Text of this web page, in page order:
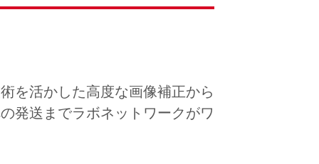
を活かした高度な画像補正から
発送までラボネットワークがワ